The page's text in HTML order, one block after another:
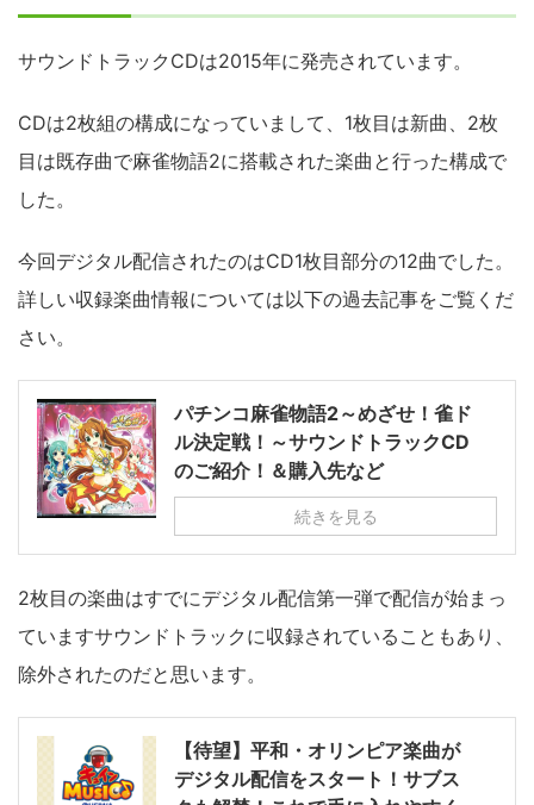
サウンドトラックCDは2015年に発売されています。
CDは2枚組の構成になっていまして、1枚目は新曲、2枚
目は既存曲で麻雀物語2に搭載された楽曲と行った構成で
した。
今回デジタル配信されたのはCD1枚目部分の12曲でした。
詳しい収録楽曲情報については以下の過去記事をご覧くだ
さい。
パチンコ麻雀物語2～めざせ！雀ド
ル決定戦！～サウンドトラックCD
のご紹介！＆購入先など
続きを見る
2枚目の楽曲はすでにデジタル配信第一弾で配信が始まっ
ていますサウンドトラックに収録されていることもあり、
除外されたのだと思います。
【待望】平和・オリンピア楽曲が
デジタル配信をスタート！サブス